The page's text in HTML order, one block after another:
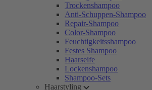
Trockenshampoo
Anti-Schuppen-Shampoo
Repair-Shampoo
Color-Shampoo
Feuchtigkeitsshampoo
Festes Shampoo
Haarseife
Lockenshampoo
Shampoo-Sets
Haarstyling